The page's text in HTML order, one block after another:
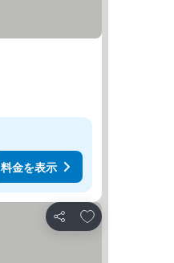
料金を表示
シェア
お気に入りに追加